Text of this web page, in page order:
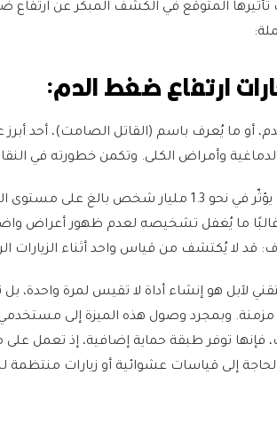
تأثيرها المتوقع في الكشف المبكر عن
ارتفاع ضغط الدم:
أو ما يُعرف باسم (القاتل الصامت)، أحد أبرز
وأمراض الكلى. وتكمن خطورته في
يؤثّر في نحو 1.3 مليار شخص بالغ على مستوى العالم.
ما يُغفل تشخيصه لعدم ظهور أعراض
قد لا يُكتشف من قياس واحد أثناء الزيارات
لآبل هو إنشاء أداة لا تقيس لمرة واحدة،
فإنها توفر طبقة حماية إضافية، إذ تعمل
الحاجة إلى قياسات عشوائية أو زيارات